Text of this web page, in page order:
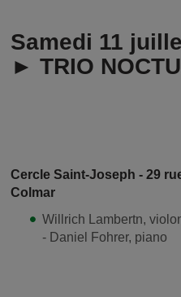
Samedi 11
► TRIO
Cercle Saint-Joseph - 29
Colmar
Willrich Lambertn,
- Daniel Fohrer, piano